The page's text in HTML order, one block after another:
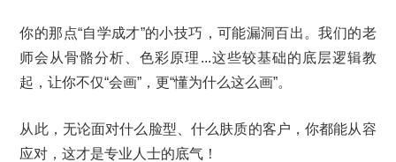
你的那点“自学成才”的小技巧，可能漏洞百出。我们的老
师会从骨骼分析、色彩原理...这些较基础的底层逻辑教
起，让你不仅“会画”，更“懂为什么这么画”。
从此，无论面对什么脸型、什么肤质的客户，你都能从容
应对，这才是专业人士的底气！